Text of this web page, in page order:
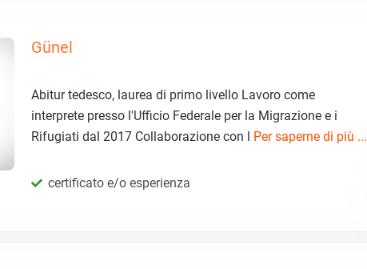
Günel
Abitur tedesco, laurea di primo livello Lavoro come
interprete presso l'Ufficio Federale per la Migrazione e i
Rifugiati dal 2017 Collaborazione con l Per saperne di più ...
certificato e/o esperienza